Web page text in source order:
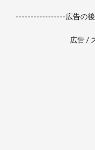
-----------------広告の
広告 /